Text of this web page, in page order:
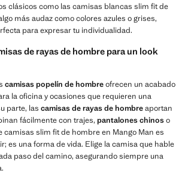
clásicos como las camisas blancas slim fit de
más audaz como colores azules o grises,
para expresar tu individualidad.
de rayas de hombre para un look
camisas popelín de hombreofrecen un acabado
la oficina y ocasiones que requieren una
parte, las camisas de rayas de hombreaportan
fácilmente con trajes, pantalones chinoso
camisas slim fit de hombre en Mango Man es
es una forma de vida. Elige la camisa que hable
paso del camino, asegurando siempre una